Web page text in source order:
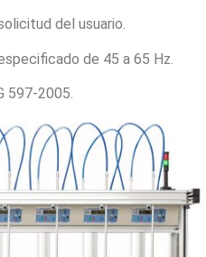
del usuario.
de 45 a 65 Hz.
597-2005.